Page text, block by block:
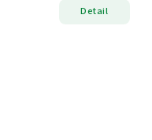
Detail